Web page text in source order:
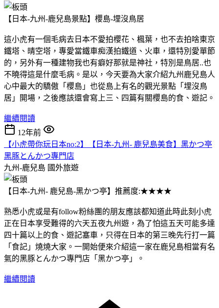
【日本-九州-鹿兒島景點】櫻島-埋沒鳥居
這小虎有一個毛病去日本不愛拍櫻花、楓葉，也不去拍啥東京
鐵塔、晴空塔，專愛當鐵車痴漢拍鐵道、火車，還特別愛單節
的，另外有一種建物我也有癖好那就是神社，特別是鳥居..也
不曉得這是什麼毛病。是以，今天要為大家介紹九州鹿兒島人
心中最大的驕傲「櫻島」也從島上有名的觀光景點「埋沒鳥
居」開場，之後應該還會寫上三、四篇有關櫻島的食、遊記。
繼續閱讀
12年前
【小虎帶你玩日本no:2】【日本-九州- 鹿兒島美食】黑かつ亭
黑豚とんかつ專門店
九州-鹿兒島 國外旅遊
【日本-九州- 鹿兒島-黑かつ亭】推薦度:★★★★
熟悉小虎或是有follow粉絲團的朋友應該都知道此時此刻小虎
正在日本享受難得的六天五夜九州遊，為了怕這五天可能多達
四十篇以上的食、遊記塞車，只得在日本的第三晚先行打一篇
「食記」燒燒大家。一開始便來介紹這一家在鹿兒島相當有名
氣的黑豚とんかつ專門店「黑かつ亭」。
繼續閱讀